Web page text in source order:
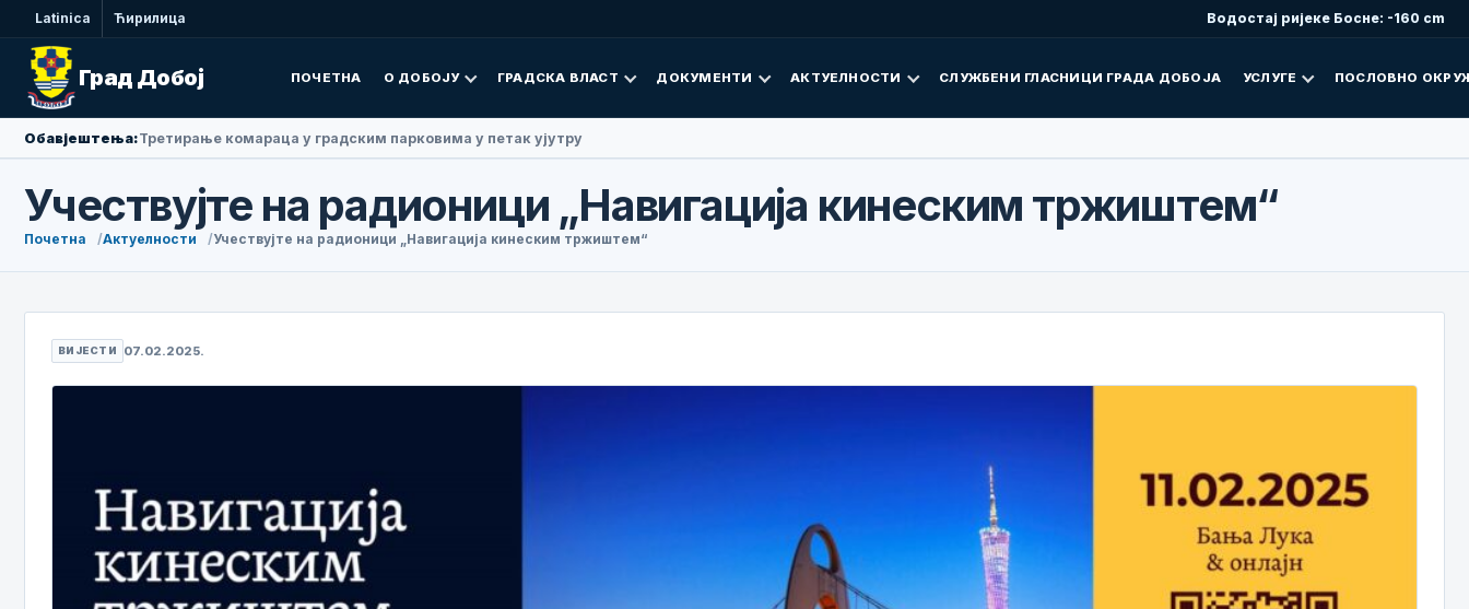
Latinica Ћирилица Водостај ријеке Босне: -160 cm
Град Добој ПОЧЕТНА О ДОБОЈУ ГРАДСКА ВЛАСТ ДОКУМЕНТИ АКТУЕЛНОСТИ СЛУЖБЕНИ ГЛАСНИЦИ ГРАДА ДОБОЈА УСЛУГЕ ПОСЛОВНО
Обавјештења:Амбасадорка Народне Републике Кине у БиХ Ли Фан посјетила Добој
Учествујте на радионици „Навигација кинеским тржиштем“
Почетна Актуелности Учествујте на радионици „Навигација кинеским тржиштем“
ВИЈЕСТИ 07.02.2025.